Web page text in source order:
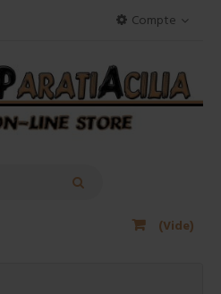
Compte
(Vide)